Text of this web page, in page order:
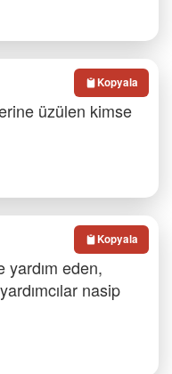
üzülen kimse
Kopyala
yardım eden,
nasip
Kopyala